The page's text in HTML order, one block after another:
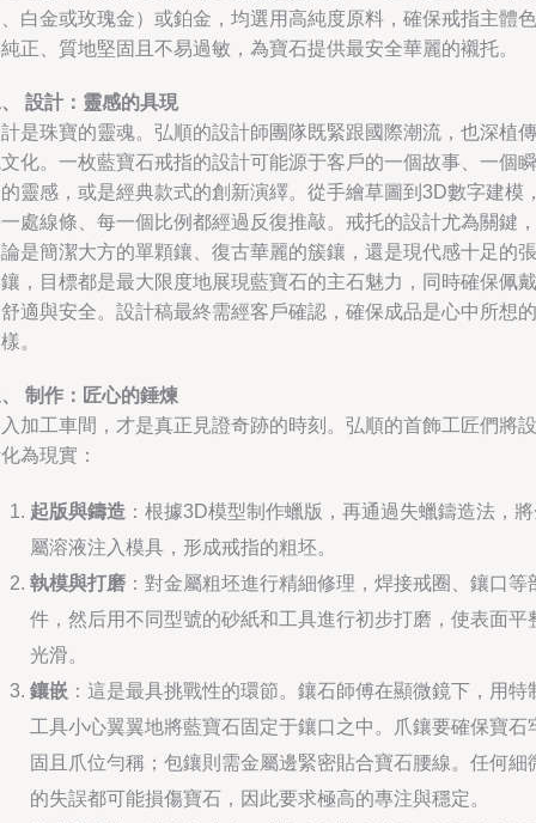
白金或玫瑰金）或鉑金，均選用高純度原料，確保戒指主體色
正、質地堅固且不易過敏，為寶石提供最安全華麗的襯托。
設計：靈感的具現
是珠寶的靈魂。弘順的設計師團隊既緊跟國際潮流，也深植傳
化。一枚藍寶石戒指的設計可能源于客戶的一個故事、一個瞬
靈感，或是經典款式的創新演繹。從手繪草圖到3D數字建模
處線條、每一個比例都經過反復推敲。戒托的設計尤為關鍵，
是簡潔大方的單顆鑲、復古華麗的簇鑲，還是現代感十足的張
，目標都是最大限度地展現藍寶石的主石魅力，同時確保佩戴
適與安全。設計稿最終需經客戶確認，確保成品是心中所想的
。
制作：匠心的錘煉
加工車間，才是真正見證奇跡的時刻。弘順的首飾工匠們將設
為現實：
起版與鑄造 ：根據3D模型制作蠟版，再通過失蠟鑄造法，
屬溶液注入模具，形成戒指的粗坯。
執模與打磨 ：對金屬粗坯進行精細修理，焊接戒圈、鑲口等
件，然后用不同型號的砂紙和工具進行初步打磨，使表面平
光滑。
鑲嵌 ：這是最具挑戰性的環節。鑲石師傅在顯微鏡下，用特
工具小心翼翼地將藍寶石固定于鑲口之中。爪鑲要確保寶石
固且爪位勻稱；包鑲則需金屬邊緊密貼合寶石腰線。任何細
的失誤都可能損傷寶石，因此要求極高的專注與穩定。